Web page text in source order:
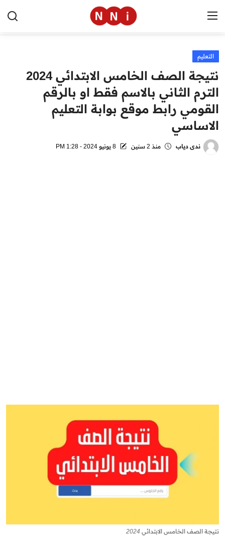
الرئيسية
اخبار مصر
العالم
الرياضة
مال وأعمال
التعليم
نتيجة الصف الخامس الابتدائي 2024
الترم الثاني بالاسم فقط او بالرقم
القومي رابط موقع بوابة التعليم
الاساسي
ندى دياب منذ 2 سنين 8 يونيو 2024 - 1:28 PM
نتيجة الصف الخامس الابتدائي 2024